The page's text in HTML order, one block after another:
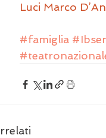
Luci Marco
#famiglia